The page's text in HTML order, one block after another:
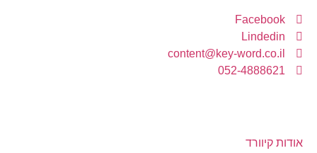
Facebook
Lindedin
content@key-word.co.il
052-4888621
אודות קיוורד